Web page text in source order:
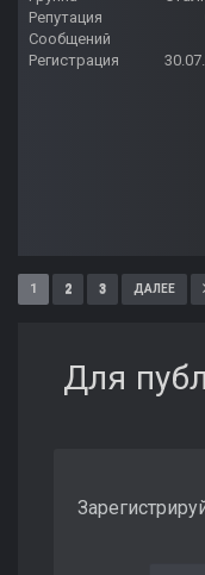
Репутация
Сообщений
Регистрация
1 2 3 ДАЛЕЕ
Для